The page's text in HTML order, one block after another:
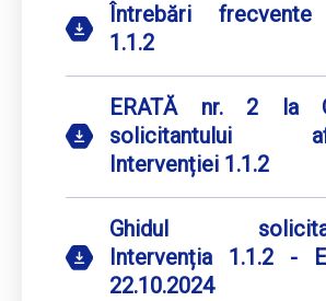
Întrebări
1.1.2
ERATĂ nr. 2 la
solicitantului
Intervenției 1.1.2
Ghidul
Intervenția 1.1.2 -
22.10.2024